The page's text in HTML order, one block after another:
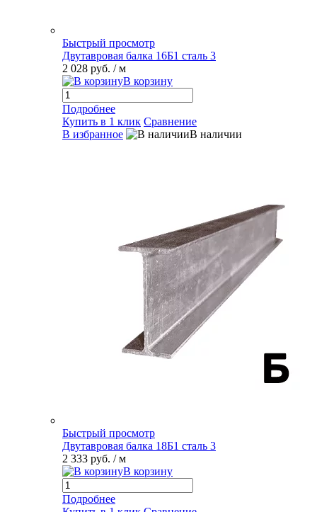
Быстрый просмотр
Двутавровая балка 16Б1 сталь 3
2 028 руб. / м
В корзину
Подробнее
Купить в 1 клик Сравнение
В избранное
В наличии
Быстрый просмотр
Двутавровая балка 18Б1 сталь 3
2 333 руб. / м
В корзину
Подробнее